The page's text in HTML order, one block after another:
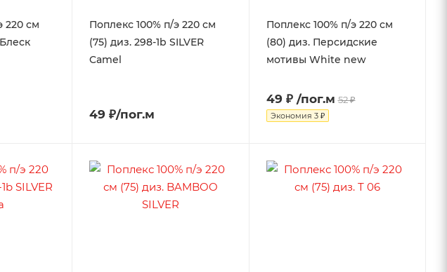
220 см
Поплекс 100% п/э 220 см
(75) диз. 298-1b SILVER
Camel
49 ₽/пог.м
Поплекс 100% п/э 220 см
(80) диз. Персидские
мотивы White new
49 ₽ /пог.м 52 ₽
Экономия 3 ₽